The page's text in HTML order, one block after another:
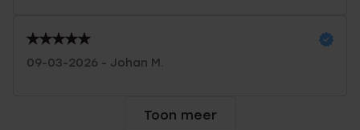
09-03-2026 - Johan M.
Toon meer